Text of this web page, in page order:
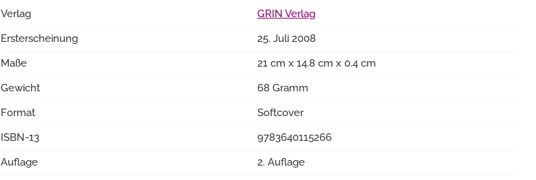
Verlag
GRIN Verlag
Ersterscheinung
25. Juli 2008
Maße
21 cm x 14.8 cm x 0.4 cm
Gewicht
68 Gramm
Format
Softcover
ISBN-13
9783640115266
Auflage
2. Auflage